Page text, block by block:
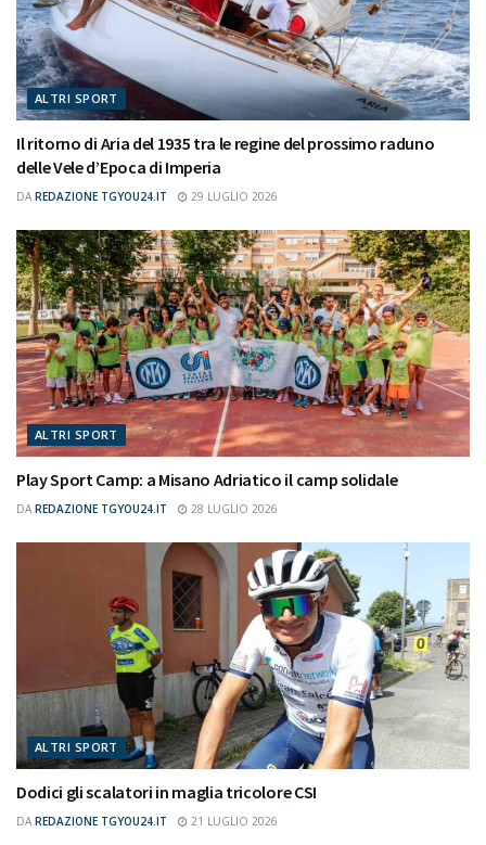
ALTRI SPORT
Il ritorno di Aria del 1935 tra le regine del prossimo raduno
delle Vele d’Epoca di Imperia
DA REDAZIONE TGYOU24.IT 29 LUGLIO 2026
ALTRI SPORT
Play Sport Camp: a Misano Adriatico il camp solidale
DA REDAZIONE TGYOU24.IT 28 LUGLIO 2026
ALTRI SPORT
Dodici gli scalatori in maglia tricolore CSI
DA REDAZIONE TGYOU24.IT 21 LUGLIO 2026